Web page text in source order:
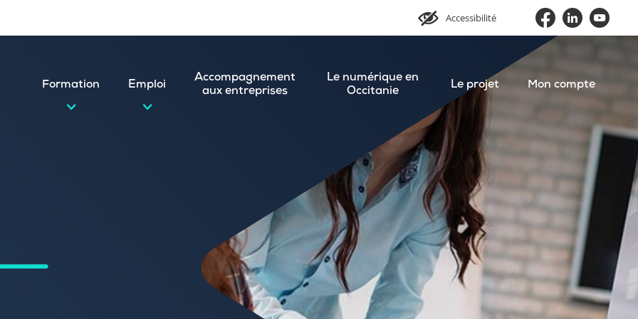
Accessibilité
Formation Emploi
et postuler en ligne
spontanée
Accompagnement
aux entreprises
Le numérique en
Occitanie
Le projet Mon compte